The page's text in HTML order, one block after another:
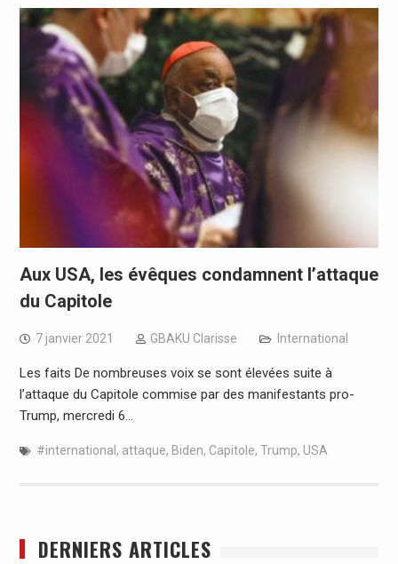
Aux USA, les évêques condamnent l’attaque
du Capitole
7 janvier 2021 GBAKU Clarisse International
Les faits De nombreuses voix se sont élevées suite à
l’attaque du Capitole commise par des manifestants pro-
Trump, mercredi 6…
#international , attaque, Biden, Capitole, Trump, USA
DERNIERS ARTICLES